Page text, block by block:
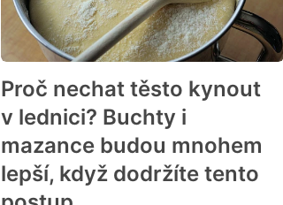
Proč nechat těsto kynout
v lednici? Buchty i
mazance budou mnohem
lepší, když dodržíte tento